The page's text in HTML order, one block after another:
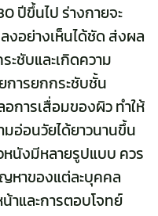
ปีขึ้นไป ร่างกายจะ
งอย่างเห็นได้ชัด ส่งผล
ชับและเกิดความ
ารยกกระชับชั้น
การเสื่อมของผิว ทำให้
อ่อนวัยได้ยาวนานขึ้น
นังมีหลายรูปแบบ ควร
หาของแต่ละบุคคล
และการตอบโจทย์